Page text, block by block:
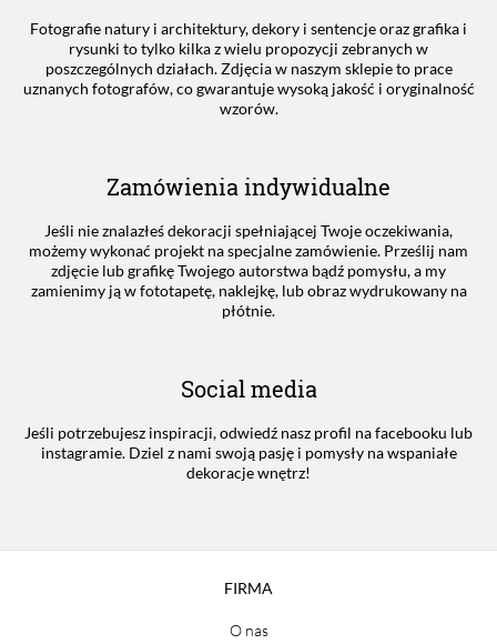
Fotografie natury i architektury, dekory i sentencje oraz grafika i
rysunki to tylko kilka z wielu propozycji zebranych w
poszczególnych działach. Zdjęcia w naszym sklepie to prace
uznanych fotografów, co gwarantuje wysoką jakość i oryginalność
wzorów.
Zamówienia indywidualne
Jeśli nie znalazłeś dekoracji spełniającej Twoje oczekiwania,
możemy wykonać projekt na specjalne zamówienie. Prześlij nam
zdjęcie lub grafikę Twojego autorstwa bądź pomysłu, a my
zamienimy ją w fototapetę, naklejkę, lub obraz wydrukowany na
płótnie.
Social media
Jeśli potrzebujesz inspiracji, odwiedź nasz profil na facebooku lub
instagramie. Dziel z nami swoją pasję i pomysły na wspaniałe
dekoracje wnętrz!
FIRMA
O nas